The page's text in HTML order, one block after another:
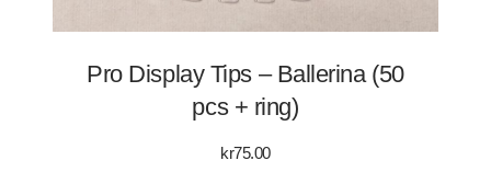
Pro Display Tips – Ballerina (50
pcs + ring)
kr75.00